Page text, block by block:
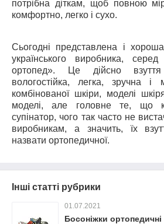
потрібна діткам, щоб повною
комфортно, легко і сухо.
Сьогодні представлена і
українського виробника,
ортопед». Це дійсно взуття
вологостійка, легка, зручна
комбінованої шкіри, моделі
моделі, але головне те, що
супінатор, чого так часто не
виробникам, а значить, їх
назвати ортопедичної.
Інші статті рубрики
01.07.2021
Босоніжки